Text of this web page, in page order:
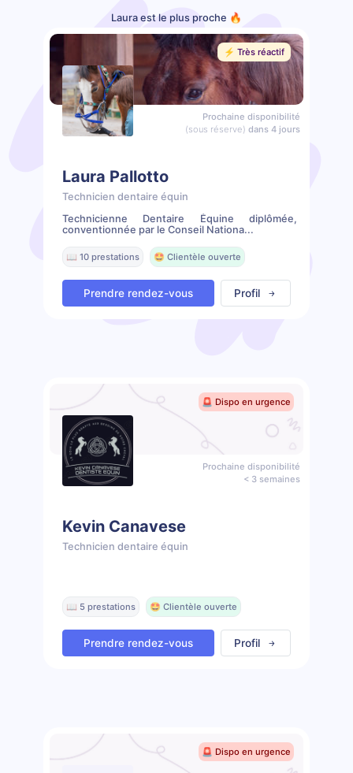
Laura est le plus proche 🔥
⚡️ Très réactif
Prochaine disponibilité
(sous réserve) dans 4 jours
Laura Pallotto
Technicien dentaire équin
Technicienne Dentaire Équine diplômée,
conventionnée par le Conseil Nationa...
📖 10 prestations 🤩 Clientèle ouverte
Prendre rendez-vous Profil
🚨 Dispo en urgence
Prochaine disponibilité
< 3 semaines
Kevin Canavese
Technicien dentaire équin
📖 5 prestations 🤩 Clientèle ouverte
Prendre rendez-vous Profil
🚨 Dispo en urgence